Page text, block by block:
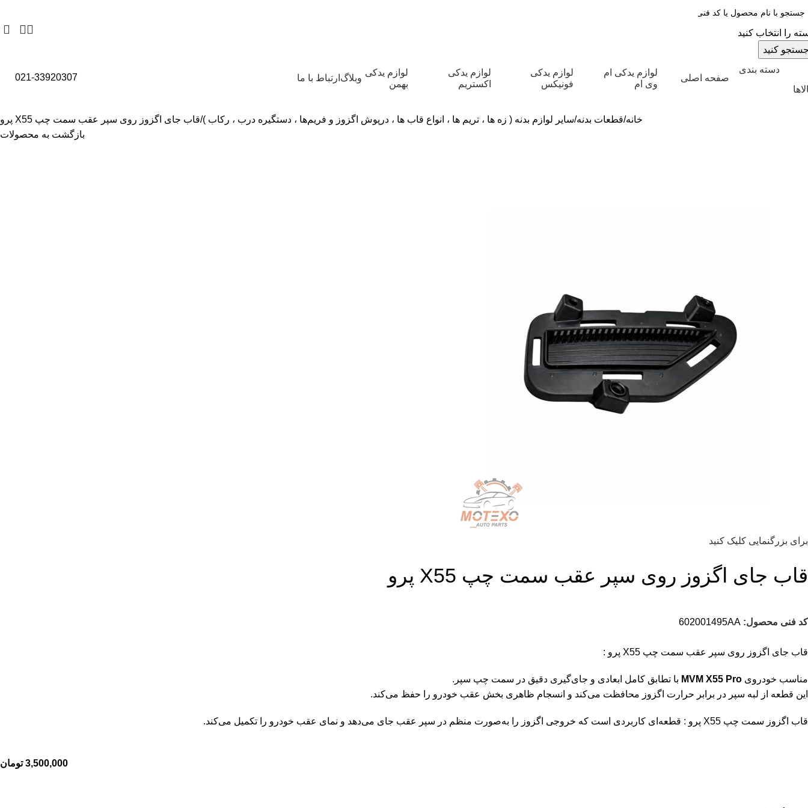
را انتخاب کنید
کنید
دسته بندی
صفحه اصلی
لوازم یدکی ام
وی ام
لوازم یدکی
فونیکس
لوازم یدکی
اکستریم
لوازم یدکی
بهمن
وبلاگ ارتباط با ما 021-33920307
خانه قطعات بدنه سایر لوازم بدنه ( زه ها ، تریم ها ، انواع قاب ها ، درپوش اگزوز و فریم‌ها ، دستگیره درب ، رکاب ) قاب جای اگزوز روی سپر عقب سمت چپ X55 پرو
بازگشت به محصولات
برای بزرگنمایی کلیک کنید
قاب جای اگزوز روی سپر عقب سمت چپ X55 پرو
کد فنی محصول: 602001495AA
قاب جای اگزوز روی سپر عقب سمت چپ X55 پرو :
مناسب خودروی MVM X55 Pro با تطابق کامل ابعادی و جای‌گیری دقیق در سمت چپ سپر.
این قطعه از لبه سپر در برابر حرارت اگزوز محافظت می‌کند و انسجام ظاهری بخش عقب خودرو را حفظ می‌کند.
قاب اگزوز سمت چپ X55 پرو : قطعه‌ای کاربردی است که خروجی اگزوز را به‌صورت منظم در سپر عقب جای می‌دهد و نمای عقب خودرو را تکمیل می‌کند.
3,500,000 تومان